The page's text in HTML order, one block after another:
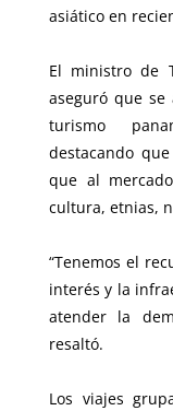
asiático en
El ministro de
aseguró que
turismo
destacando
que al
cultura, etnias,
“Tenemos el
interés y la
atender la
resaltó.
Los viajes